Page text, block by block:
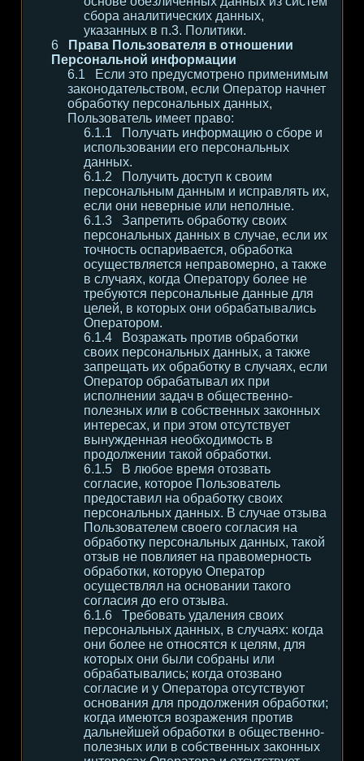
сбора аналитических данных,
указанных в п.3. Политики.
Права Пользователя в отношении
Персональной информации
Если это предусмотрено применимым
законодательством, если Оператор начнет
обработку персональных данных,
Пользователь имеет право:
Получать информацию о сборе и
использовании его персональных
данных.
Получить доступ к своим
персональным данным и исправлять их,
если они неверные или неполные.
Запретить обработку своих
персональных данных в случае, если их
точность оспаривается, обработка
осуществляется неправомерно, а также
в случаях, когда Оператору более не
требуются персональные данные для
целей, в которых они обрабатывались
Оператором.
Возражать против обработки
своих персональных данных, а также
запрещать их обработку в случаях, если
Оператор обрабатывал их при
исполнении задач в общественно-
полезных или в собственных законных
интересах, и при этом отсутствует
вынужденная необходимость в
продолжении такой обработки.
В любое время отозвать
согласие, которое Пользователь
предоставил на обработку своих
персональных данных. В случае отзыва
Пользователем своего согласия на
обработку персональных данных, такой
отзыв не повлияет на правомерность
обработки, которую Оператор
осуществлял на основании такого
согласия до его отзыва.
Требовать удаления своих
персональных данных, в случаях: когда
они более не относятся к целям, для
которых они были собраны или
обрабатывались; когда отозвано
согласие и у Оператора отсутствуют
основания для продолжения обработки;
когда имеются возражения против
дальнейшей обработки в общественно-
полезных или в собственных законных